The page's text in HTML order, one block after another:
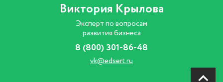
Виктория Крылова
Эксперт по вопросам
развития бизнеса
8 (800) 301-86-48
vk@edsert.ru